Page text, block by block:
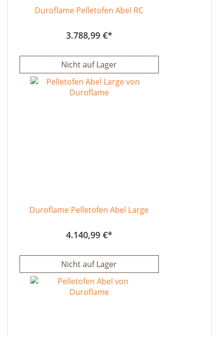
Duroflame Pelletofen Abel RC
3.788,99 €
Nicht auf Lager
Duroflame Pelletofen Abel Large
4.140,99 €
Nicht auf Lager